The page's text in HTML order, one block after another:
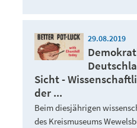
29.08.2019
Sicht -
der ...
Beim diesjährigen
des Kreismuseums